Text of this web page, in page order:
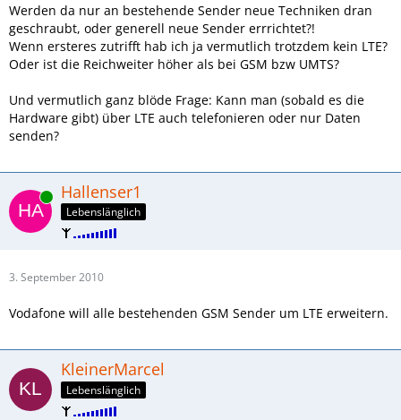
Werden da nur an bestehende Sender neue Techniken dran
geschraubt, oder generell neue Sender errrichtet?!
Wenn ersteres zutrifft hab ich ja vermutlich trotzdem kein LTE?
Oder ist die Reichweiter höher als bei GSM bzw UMTS?
Und vermutlich ganz blöde Frage: Kann man (sobald es die
Hardware gibt) über LTE auch telefonieren oder nur Daten
senden?
Online Hallenser1
Lebenslänglich
3. September 2010
Vodafone will alle bestehenden GSM Sender um LTE erweitern.
KleinerMarcel
Lebenslänglich